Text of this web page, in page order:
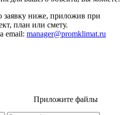
заявку ниже, приложив при
план или смету.
email: manager@promklimat.ru
Приложите файлы